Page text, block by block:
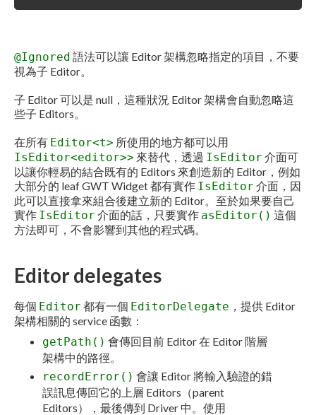
@Ignored 語法可以讓 Editor 架構忽略指定的項目，不要
視為子 Editor。
子 Editor 可以是 null，這種狀況 Editor 架構會自動忽略這
些子 Editors。
在所有 Editor<t> 所使用的地方都可以用
IsEditor<editor>> 來替代，透過 IsEditor 介面可
以讓你輕易的結合既有的 Editors 來創造新的 Editor，例如
大部分的 leaf GWT Widget 都有實作 IsEditor 介面，因
此可以直接拿來組合後建立新的 Editor。至於如果要自己
實作 IsEditor 介面的話，只要實作 asEditor() 這個
方法即可，不會影響到其他的程式碼。
Editor delegates
每個 Editor 都有一個 EditorDelegate ，提供 Editor
架構相關的 service 函數：
getPath() 會傳回目前 Editor 在 Editor 階層
架構中的路徑。
recordError() 會讓 Editor 將輸入驗證的錯
誤訊息傳回它的上層 Editors（parent
Editors），最後傳到 Driver 中。使用